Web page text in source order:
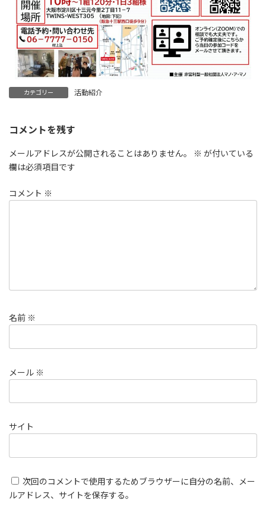
カテゴリー 活動紹介
コメントを残す
メールアドレスが公開されることはありません。 ※ が付いている
欄は必須項目です
コメント ※
名前 ※
メール ※
サイト
次回のコメントで使用するためブラウザーに自分の名前、メー
ルアドレス、サイトを保存する。